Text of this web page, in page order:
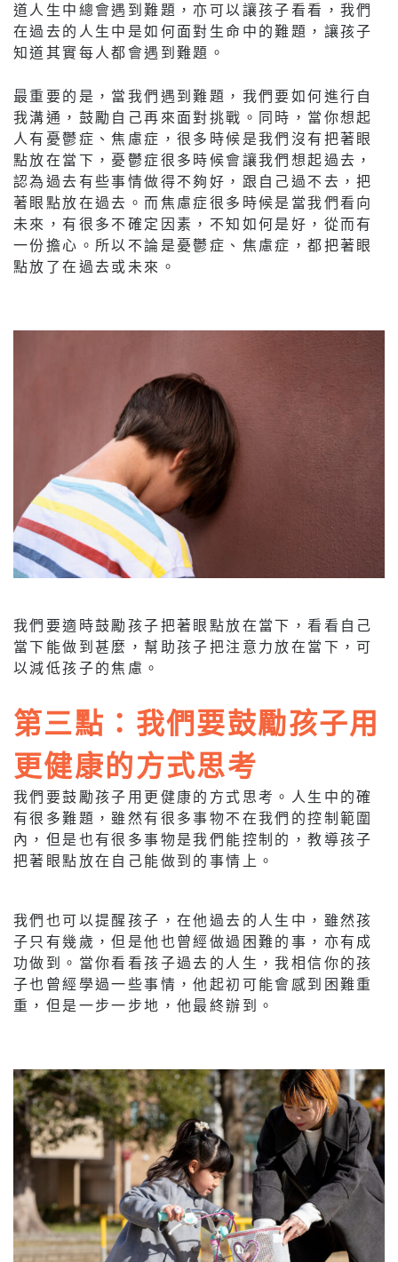
道人生中總會遇到難題，亦可以讓孩子看看，我們
在過去的人生中是如何面對生命中的難題，讓孩子
知道其實每人都會遇到難題。
最重要的是，當我們遇到難題，我們要如何進行自
我溝通，鼓勵自己再來面對挑戰。同時，當你想起
人有憂鬱症、焦慮症，很多時候是我們沒有把著眼
點放在當下，憂鬱症很多時候會讓我們想起過去，
認為過去有些事情做得不夠好，跟自己過不去，把
著眼點放在過去。而焦慮症很多時候是當我們看向
未來，有很多不確定因素，不知如何是好，從而有
一份擔心。所以不論是憂鬱症、焦慮症，都把著眼
點放了在過去或未來。
我們要適時鼓勵孩子把著眼點放在當下，看看自己
當下能做到甚麼，幫助孩子把注意力放在當下，可
以減低孩子的焦慮。
第三點：我們要鼓勵孩子用
更健康的方式思考
我們要鼓勵孩子用更健康的方式思考。人生中的確
有很多難題，雖然有很多事物不在我們的控制範圍
內，但是也有很多事物是我們能控制的，教導孩子
把著眼點放在自己能做到的事情上。
我們也可以提醒孩子，在他過去的人生中，雖然孩
子只有幾歲，但是他也曾經做過困難的事，亦有成
功做到。當你看看孩子過去的人生，我相信你的孩
子也曾經學過一些事情，他起初可能會感到困難重
重，但是一步一步地，他最終辦到。